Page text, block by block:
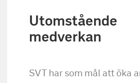
Utomstående
medverkan
SVT har som mål att öka